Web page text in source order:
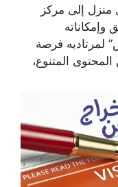
منزل إلى مركز
وإمكاناته
لمرتاديه فرصة
المتنوع،